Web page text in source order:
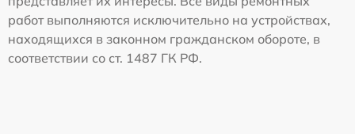
работ выполняются исключительно на устройствах,
находящихся в законном гражданском обороте, в
соответствии со ст. 1487 ГК РФ.